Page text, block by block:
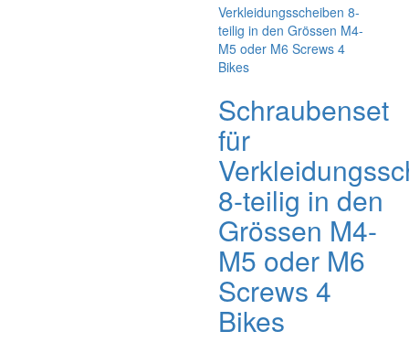
Schraubenset
für
8-teilig in den
Grössen M4-
M5 oder M6
Screws 4
Bikes